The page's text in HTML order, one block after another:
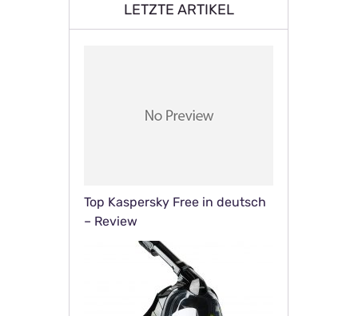
LETZTE ARTIKEL
Top Kaspersky Free in deutsch
– Review